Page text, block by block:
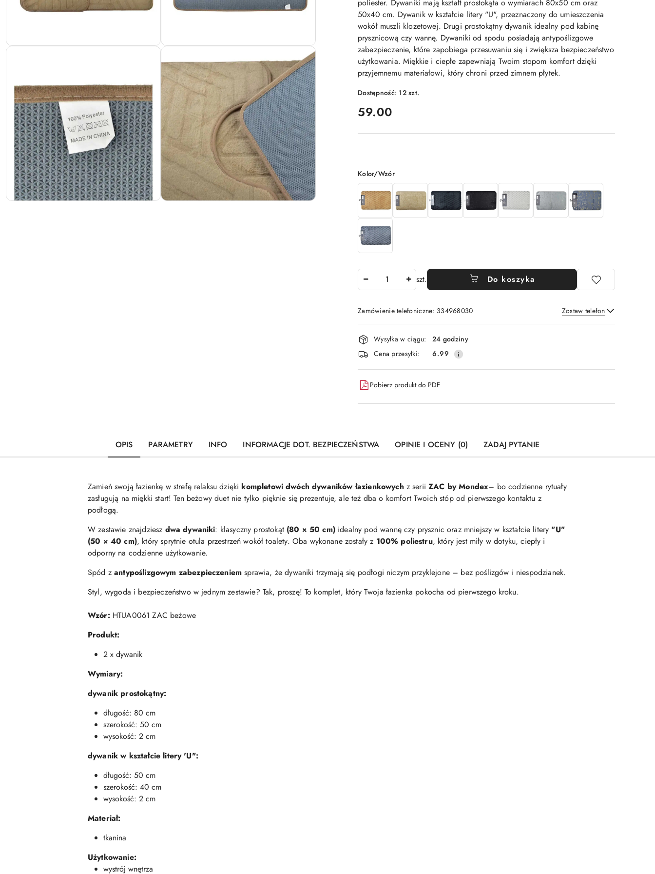
poliester. Dywaniki mają kształt prostokąta o wymiarach 80x50 cm oraz
50x40 cm. Dywanik w kształcie litery "U", przeznaczony do umieszczenia
wokół muszli klozetowej. Drugi prostokątny dywanik idealny pod kabinę
prysznicową czy wannę. Dywaniki od spodu posiadają antypoślizgowe
zabezpieczenie, które zapobiega przesuwaniu się i zwiększa bezpieczeństwo
użytkowania. Miękkie i ciepłe zapewniają Twoim stopom komfort dzięki
przyjemnemu materiałowi, który chroni przed zimnem płytek.
Dostępność: 12szt.
cena:
59.00
Wariant
Kolor/Wzór
szt. Do koszyka
Zamówienie telefoniczne: 334968030 Zostaw telefon
Wyślij
Dostępność
i
dostawa
Wysyłka w ciągu:
24 godziny
Cena przesyłki:
6.99
Pobierz produkt do PDF
OPIS PARAMETRY INFO INFORMACJE DOT. BEZPIECZEŃSTWA OPINIE I OCENY (0) ZADAJ PYTANIE
Zamieńswojąłazienkę w strefę relaksudzięki kompletowidwóchdywanikówłazienkowych zseriiZAC byMondex– bocodzienne rytuały
zasługują na miękkistart!Ten beżowyduet nie tylko pięknie się prezentuje,aleteż dbao komfort Twoichstóp od pierwszego kontaktu z
podłogą.
Wzestawie znajdziesz dwadywaniki: klasyczny prostokąt (80 × 50cm) idealny podwannęczy prysznicoraz mniejszyw kształcie litery "U"
(50 × 40cm), którysprytnie otula przestrzeńwokółtoalety. Oba wykonane zostałyz 100% poliestru, który jest miły wdotyku,ciepły i
odporny na codzienne użytkowanie.
Spód zantypoślizgowym zabezpieczeniem sprawia, żedywaniki trzymająsię podłogi niczym przyklejone – bez poślizgów i niespodzianek.
Styl, wygoda i bezpieczeństwo w jednymzestawie? Tak, proszę! To komplet, który Twoja łazienka pokocha od pierwszego kroku.
Wzór: HTUA0061 ZAC beżowe
Produkt:
2 x dywanik
Wymiary:
dywanik prostokątny:
długość: 80 cm
szerokość: 50 cm
wysokość: 2 cm
dywanik w kształcie litery 'U":
długość: 50 cm
szerokość: 40 cm
wysokość: 2 cm
Materiał:
tkanina
Użytkowanie:
wystrój wnętrza